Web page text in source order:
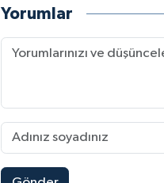
Yorumlar